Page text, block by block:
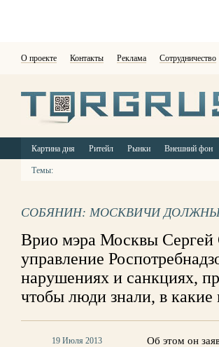
О проекте Контакты Реклама Сотрудничество
Картина дня Ритейл Рынки Внешний фон
Темы:
СОБЯНИН: МОСКВИЧИ ДОЛЖНЫ
Врио мэра Москвы Сергей
управление
нарушениях и санкциях,
чтобы люди знали, в какие
19 Июля 2013
Об этом он